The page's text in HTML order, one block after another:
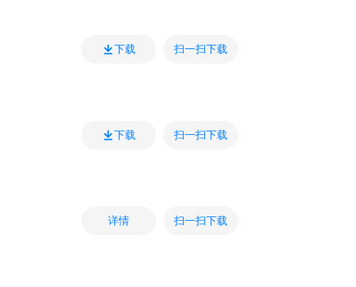
下载 扫一扫下载
下载 扫一扫下载
详情 扫一扫下载